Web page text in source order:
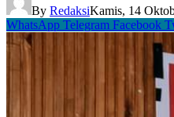
By RedaksiKamis, 14
WhatsApp Telegram Facebook